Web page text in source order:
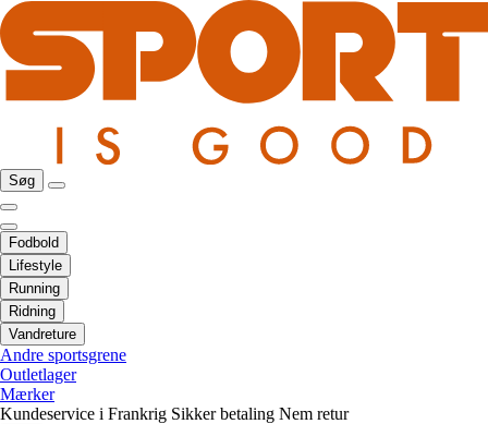
Søg
Fodbold
Lifestyle
Running
Ridning
Vandreture
Andre sportsgrene
Outletlager
Mærker
Kundeservice i Frankrig Sikker betaling Nem retur